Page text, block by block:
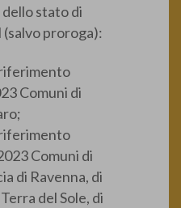
dello stato di
proroga):
Comuni di
Comuni di
di Ravenna, di
del Sole, di